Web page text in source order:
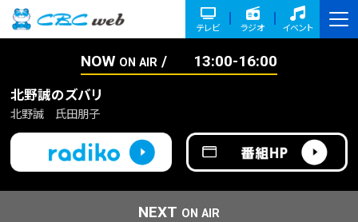
テレビ ラジオ イベント
NOW ON AIR 13:00-16:00
北野誠のズバリ
北野誠 氏田朋子
NEXT ON AIR